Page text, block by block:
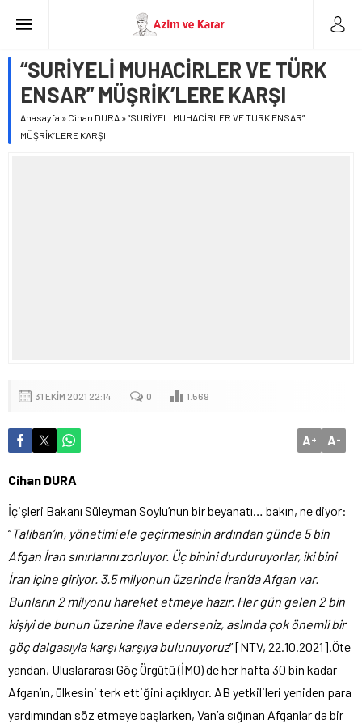
“SURİYELİ MUHACİRLER VE TÜRK
ENSAR” MÜŞRİK’LERE KARŞI
Anasayfa » Cihan DURA »“SURİYELİ MUHACİRLER VE TÜRK ENSAR”
MÜŞRİK’LERE KARŞI
31 EKIM 2021 22:14 0 1.569
A+ A-
Cihan DURA
İçişleri Bakanı Süleyman Soylu’nun bir beyanatı… bakın, ne diyor:
“Taliban’ın, yönetimi ele geçirmesinin ardından günde 5 bin
Afgan İran sınırlarını zorluyor. Üç binini durduruyorlar, iki bini
İran içine giriyor. 3.5 milyonun üzerinde İran’da Afgan var.
Bunların 2 milyonu hareket etmeye hazır. Her gün gelen 2 bin
kişiyi de bunun üzerine ilave ederseniz, aslında çok önemli bir
göç dalgasıyla karşı karşıya bulunuyoruz” [NTV, 22.10.2021].Öte
yandan, Uluslararası Göç Örgütü (İMO) de her hafta 30 bin kadar
Afgan’ın, ülkesini terk ettiğini açıklıyor. AB yetkilileri yeniden para
yardımından söz etmeye başlarken, Van’a sığınan Afganlar da bir